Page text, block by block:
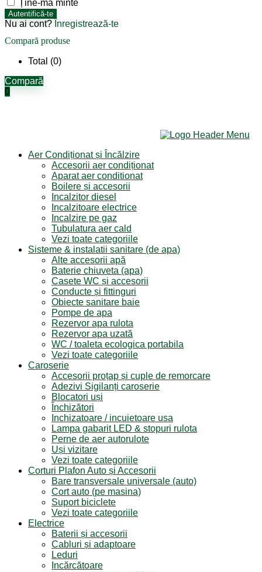
Ține-mă minte
Autentifică-te
Nu ai cont? Înregistrează-te
Compară produse
Total (0)
Compară
0
Aer Condiționat și Încălzire
Accesorii aer condiționat
Aparat aer conditionat
Boilere și accesorii
Incalzitor diesel
Incalzitoare electrice
Incalzire pe gaz
Tubulatura aer cald
Vezi toate categoriile
Sisteme & instalatii sanitare (de apa)
Alte accesorii apă
Baterie chiuveta (apa)
Casete WC și accesorii
Conducte și fittinguri
Obiecte sanitare baie
Pompe de apa
Rezervor apa rulota
Rezervor apa uzată
WC / toaleta ecologica portabila
Vezi toate categoriile
Caroserie
Accesorii proțap și cuple de remorcare
Adezivi Sigilanți caroserie
Blocatori uși
Închizători
Inchizatoare / incuietoare usa
Lampa gabarit LED & stopuri rulota
Perne de aer autorulote
Uși vizitare
Vezi toate categoriile
Corturi Plafon Auto și Accesorii
Bare transversale universale (auto)
Cort auto (pe masina)
Suport biciclete
Vezi toate categoriile
Electrice
Baterii și accesorii
Cabluri și adaptoare
Leduri
Incărcătoare